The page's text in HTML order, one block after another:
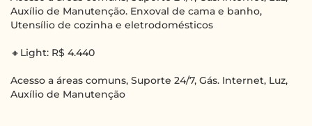
Auxílio de Manutenção. Enxoval de cama e banho,
Utensílio de cozinha e eletrodomésticos
🔸Light: R$ 4.440
Acesso a áreas comuns, Suporte 24/7, Gás. Internet, Luz,
Auxílio de Manutenção